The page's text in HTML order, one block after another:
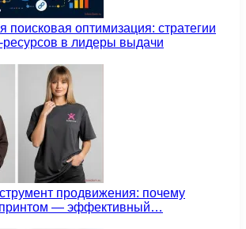
поисковая оптимизация: стратегии
в лидеры выдачи
продвижения: почему
принтом — эффективный…